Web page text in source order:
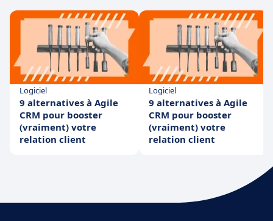
Logiciel
9 alternatives à Agile
CRM pour booster
(vraiment) votre
relation client
Logiciel
9 alternatives à Agile
CRM pour booster
(vraiment) votre
relation client